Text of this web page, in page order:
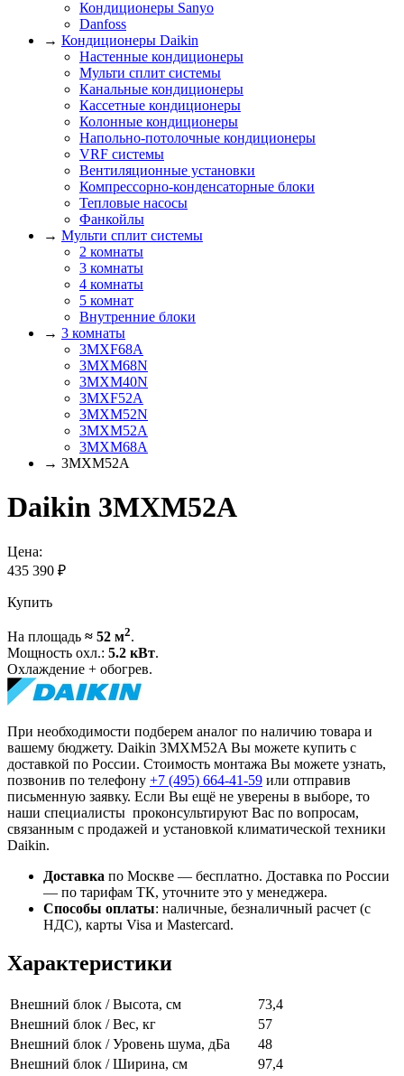
Кондиционеры Sanyo
Danfoss
→ Кондиционеры Daikin
Настенные кондиционеры
Мульти сплит системы
Канальные кондиционеры
Кассетные кондиционеры
Колонные кондиционеры
Напольно-потолочные кондиционеры
VRF системы
Вентиляционные установки
Компрессорно-конденсаторные блоки
Тепловые насосы
Фанкойлы
→ Мульти сплит системы
2 комнаты
3 комнаты
4 комнаты
5 комнат
Внутренние блоки
→ 3 комнаты
3MXF68A
3MXM68N
3MXM40N
3MXF52A
3MXM52N
3MXM52A
3MXM68A
→ 3MXM52A
Daikin 3MXM52A
Цена:
435 390 ₽
Купить
На площадь ≈ 52 м2.
Мощность охл.: 5.2 кВт.
Охлаждение + обогрев.
При необходимости подберем аналог по наличию товара и
вашему бюджету. Daikin 3MXM52A Вы можете купить с
доставкой по России. Стоимость монтажа Вы можете узнать,
позвонив по телефону +7 (495) 664-41-59 или отправив
письменную заявку. Если Вы ещё не уверены в выборе, то
наши специалисты проконсультируют Вас по вопросам,
связанным с продажей и установкой климатической техники
Daikin.
Доставка по Москве — бесплатно. Доставка по России
— по тарифам ТК, уточните это у менеджера.
Способы оплаты: наличные, безналичный расчет (с
НДС), карты Visa и Mastercard.
Характеристики
Внешний блок / Высота, см
73,4
Внешний блок / Вес, кг
57
Внешний блок / Уровень шума, дБа
48
Внешний блок / Ширина, см
97,4